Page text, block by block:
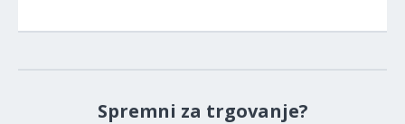
Spremni za trgovanje?